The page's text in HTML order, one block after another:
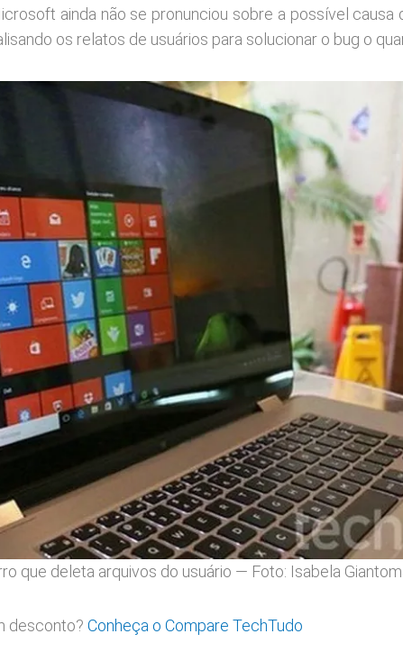
ainda não se pronunciou sobre a possível causa
os relatos de usuários para solucionar o bug o
que deleta arquivos do usuário — Foto: Isabela
desconto? Conheça o Compare TechTudo